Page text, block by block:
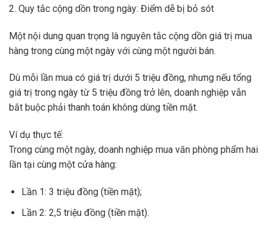
2. Quy tắc cộng dồn trong ngày: Điểm dễ bị bỏ sót
Một nội dung quan trọng là nguyên tắc cộng dồn giá trị mua
hàng trong cùng một ngày với cùng một người bán.
Dù mỗi lần mua có giá trị dưới 5 triệu đồng, nhưng nếu tổng
giá trị trong ngày từ 5 triệu đồng trở lên, doanh nghiệp vẫn
bắt buộc phải thanh toán không dùng tiền mặt.
Ví dụ thực tế:
Trong cùng một ngày, doanh nghiệp mua văn phòng phẩm hai
lần tại cùng một cửa hàng:
Lần 1: 3 triệu đồng (tiền mặt);
Lần 2: 2,5 triệu đồng (tiền mặt).